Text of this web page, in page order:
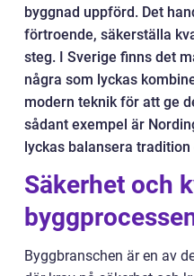
byggnad uppförd. Det
förtroende, säkerställa
steg. I Sverige finns det
några som lyckas
modern teknik för att ge
sådant exempel är
lyckas balansera
Säkerhet och
Byggbranschen är en av